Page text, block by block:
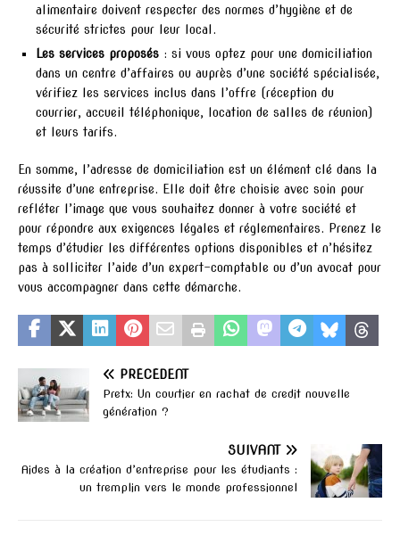
alimentaire doivent respecter des normes d’hygiène et de
sécurité strictes pour leur local.
Les services proposés : si vous optez pour une domiciliation
dans un centre d’affaires ou auprès d’une société spécialisée,
vérifiez les services inclus dans l’offre (réception du
courrier, accueil téléphonique, location de salles de réunion)
et leurs tarifs.
En somme, l’adresse de domiciliation est un élément clé dans la
réussite d’une entreprise. Elle doit être choisie avec soin pour
refléter l’image que vous souhaitez donner à votre société et
pour répondre aux exigences légales et réglementaires. Prenez le
temps d’étudier les différentes options disponibles et n’hésitez
pas à solliciter l’aide d’un expert-comptable ou d’un avocat pour
vous accompagner dans cette démarche.
PRÉCÉDENT
Pretx: Un courtier en rachat de credit nouvelle
génération ?
SUIVANT
Aides à la création d’entreprise pour les étudiants :
un tremplin vers le monde professionnel